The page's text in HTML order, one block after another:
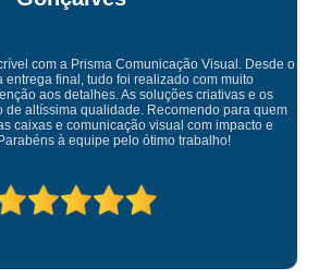
entregue antes do prazo e a instalação da lona
perfeita, indico de olhos fechados